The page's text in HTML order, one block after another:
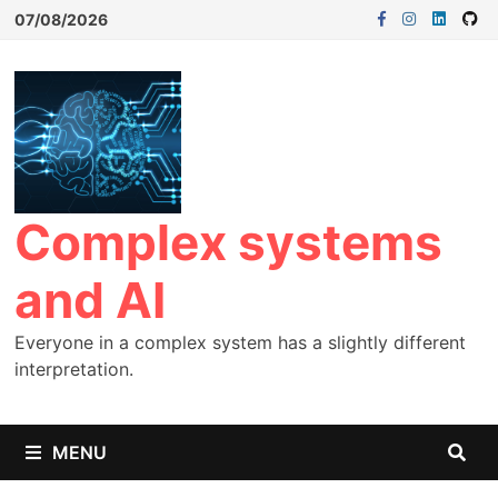
07/08/2026
Complex systems
and AI
Everyone in a complex system has a slightly different
interpretation.
MENU